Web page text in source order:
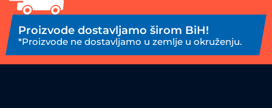
Proizvode dostavljamo širom BiH!
*Proizvode ne dostavljamo u zemlje u okruženju.